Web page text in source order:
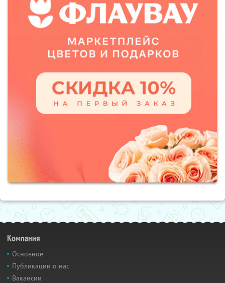
Компания
Основное
Публикации о нас
Вакансии